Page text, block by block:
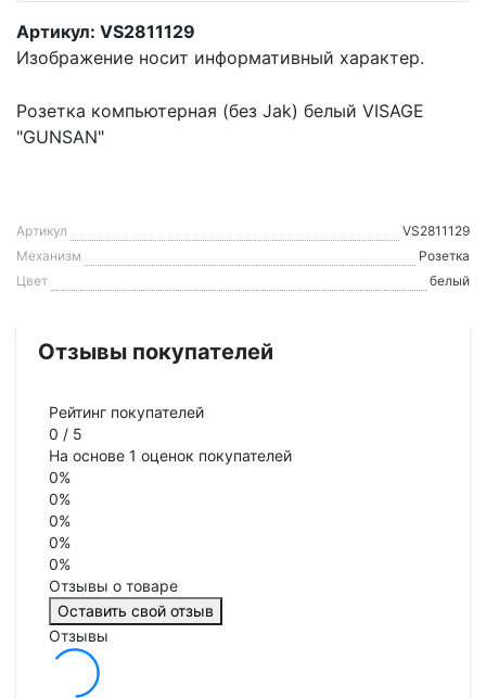
Артикул: VS2811129
Изображение носит информативный характер.
Розетка компьютерная (без Jak) белый VISAGE
"GUNSAN"
Артикул
VS2811129
Механизм
Розетка
Цвет
белый
Отзывы покупателей
Рейтинг покупателей
0 / 5
На основе 1 оценок покупателей
0%
0%
0%
0%
0%
Отзывы о товаре
Оставить свой отзыв
Отзывы